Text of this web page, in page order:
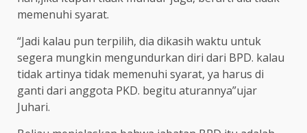
memenuhi syarat.
“Jadi kalau pun terpilih, dia dikasih waktu untuk
segera mungkin mengundurkan diri dari BPD. kalau
tidak artinya tidak memenuhi syarat, ya harus di
ganti dari anggota PKD. begitu aturannya”ujar
Juhari.